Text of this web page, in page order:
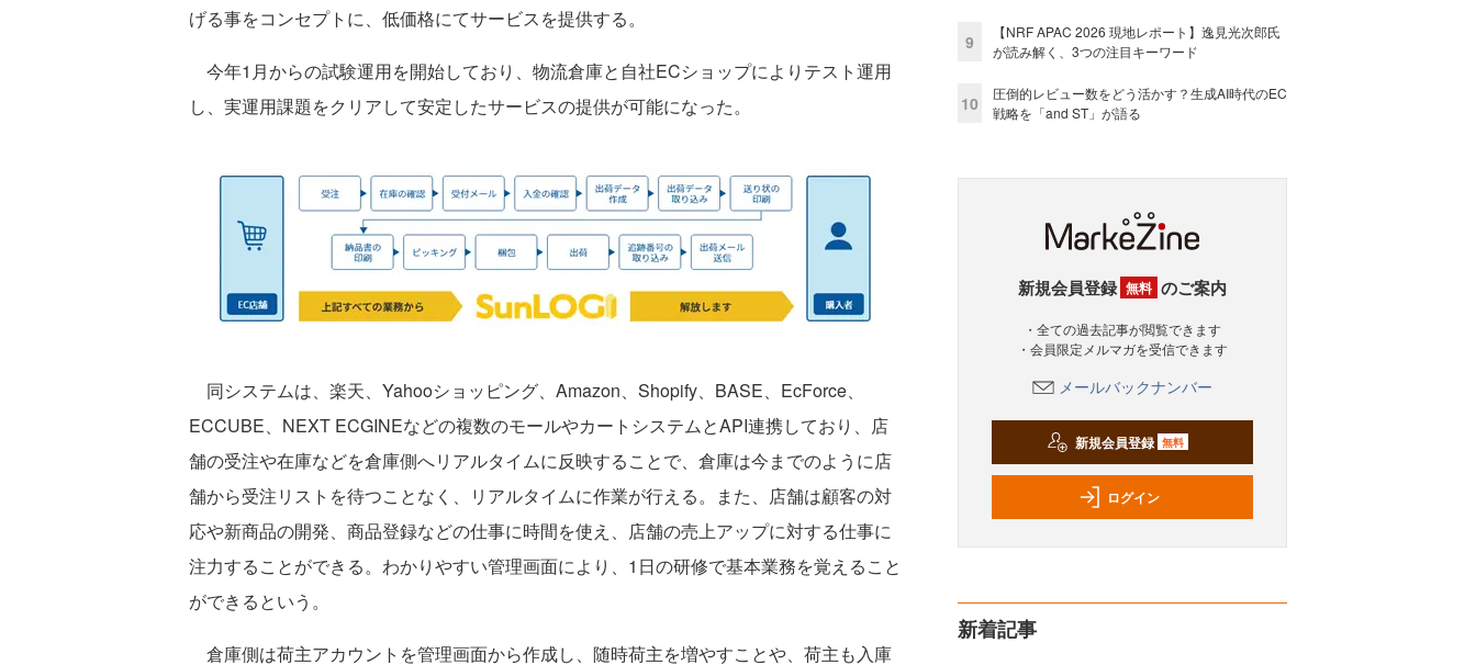
げる事をコンセプトに、低価格にてサービスを提供する。
今年1月からの試験運用を開始しており、物流倉庫と自社ECショップによりテスト運用
し、実運用課題をクリアして安定したサービスの提供が可能になった。
同システムは、楽天、Yahooショッピング、Amazon、Shopify、BASE、EcForce、
ECCUBE、NEXT ECGINEなどの複数のモールやカートシステムとAPI連携しており、店
舗の受注や在庫などを倉庫側へリアルタイムに反映することで、倉庫は今までのように店
舗から受注リストを待つことなく、リアルタイムに作業が行える。また、店舗は顧客の対
応や新商品の開発、商品登録などの仕事に時間を使え、店舗の売上アップに対する仕事に
注力することができる。わかりやすい管理画面により、1日の研修で基本業務を覚えること
ができるという。
倉庫側は荷主アカウントを管理画面から作成し、随時荷主を増やすことや、荷主も入庫
9
【NRF APAC 2026 現地レポート】逸見光次郎氏
が読み解く、3つの注目キーワード
10
圧倒的レビュー数をどう活かす？生成AI時代のEC
戦略を「and ST」が語る
新規会員登録 無料 のご案内
・全ての過去記事が閲覧できます
・会員限定メルマガを受信できます
メールバックナンバー
新規会員登録 無料
ログイン
新着記事